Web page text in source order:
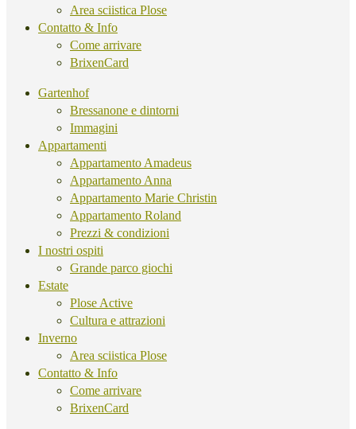
Area sciistica Plose
Contatto & Info
Come arrivare
BrixenCard
Gartenhof
Bressanone e dintorni
Immagini
Appartamenti
Appartamento Amadeus
Appartamento Anna
Appartamento Marie Christin
Appartamento Roland
Prezzi & condizioni
I nostri ospiti
Grande parco giochi
Estate
Plose Active
Cultura e attrazioni
Inverno
Area sciistica Plose
Contatto & Info
Come arrivare
BrixenCard